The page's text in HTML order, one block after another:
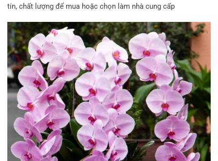
tín, chất lượng để mua hoặc chọn làm nhà cung cấp